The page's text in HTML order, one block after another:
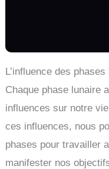
L’influence des
Chaque phase lunaire
influences sur notre
ces influences, nous
phases pour travailler
manifester nos